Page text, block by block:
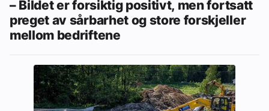
– Bildet er forsiktig positivt, men fortsatt
preget av sårbarhet og store forskjeller
mellom bedriftene